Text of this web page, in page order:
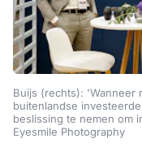
Buijs (rechts): 'Wanneer
buitenlandse
beslissing te nemen om
Eyesmile Photography